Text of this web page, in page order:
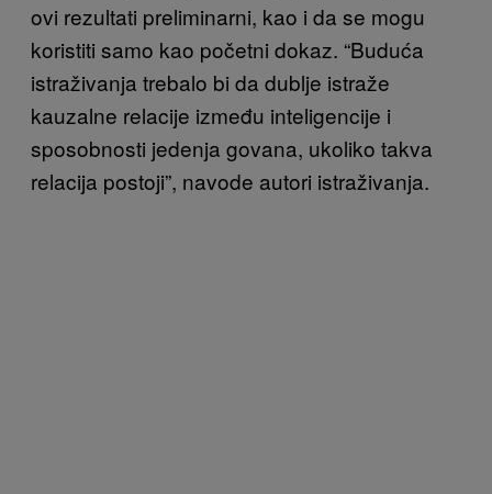
ovi rezultati preliminarni, kao i da se mogu
koristiti samo kao početni dokaz. “Buduća
istraživanja trebalo bi da dublje istraže
kauzalne relacije između inteligencije i
sposobnosti jedenja govana, ukoliko takva
relacija postoji”, navode autori istraživanja.